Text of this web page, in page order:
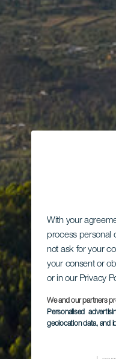
With your
process personal
not ask for your
your consent or
or in our Privacy
We and our partners
Personalised
geolocation data, and